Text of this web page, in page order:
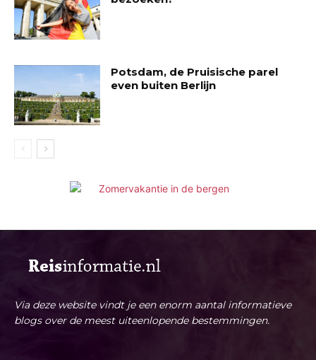
Potsdam, de Pruisische parel
even buiten Berlijn
Via deze website vindt je een enorm aantal informatieve
blogs over de meest uiteenlopende bestemmingen.